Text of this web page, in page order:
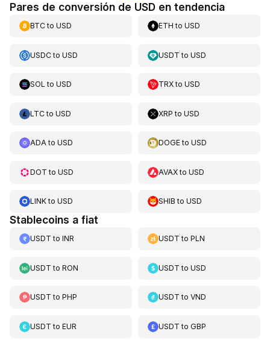
Pares de conversión de USD en tendencia
BTCto USD ETH toUSD
USDCto USD USDT toUSD
SOL to USD TRXtoUSD
LTCto USD XRP toUSD
ADAto USD DOGEtoUSD
DOT to USD AVAXtoUSD
LINKto USD SHIB toUSD
Stablecoins a fiat
USDT to INR USDT toPLN
USDT to RON USDT toUSD
USDT to PHP USDT toVND
USDT to EUR USDT toGBP